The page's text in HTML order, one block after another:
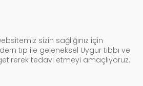
sizin sağlığınız için
tıp ile geleneksel Uygur tıbbı ve
tedavi etmeyi amaçlıyoruz.